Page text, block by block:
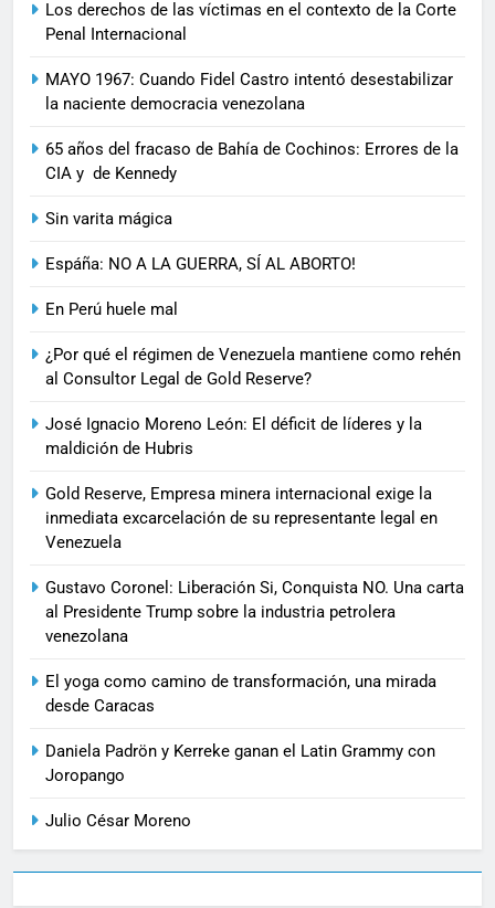
Los derechos de las víctimas en el contexto de la Corte
Penal Internacional
MAYO 1967: Cuando Fidel Castro intentó desestabilizar
la naciente democracia venezolana
65 años del fracaso de Bahía de Cochinos: Errores de la
CIA y de Kennedy
Sin varita mágica
Espáña: NO A LA GUERRA, SÍ AL ABORTO!
En Perú huele mal
¿Por qué el régimen de Venezuela mantiene como rehén
al Consultor Legal de Gold Reserve?
José Ignacio Moreno León: El déficit de líderes y la
maldición de Hubris
Gold Reserve, Empresa minera internacional exige la
inmediata excarcelación de su representante legal en
Venezuela
Gustavo Coronel: Liberación Si, Conquista NO. Una carta
al Presidente Trump sobre la industria petrolera
venezolana
El yoga como camino de transformación, una mirada
desde Caracas
Daniela Padrön y Kerreke ganan el Latin Grammy con
Joropango
Julio César Moreno